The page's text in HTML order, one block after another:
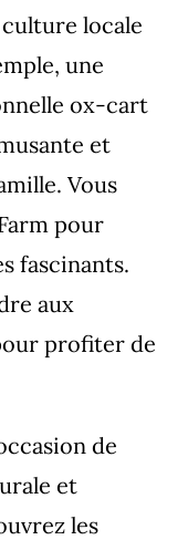
locale
une
ox-cart
et
Vous
pour
fascinants.
aux
profiter de
de
et
les